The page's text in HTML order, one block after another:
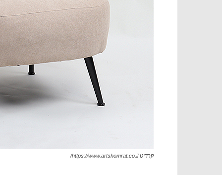
קרדיט https://www.artshomrat.co.il/